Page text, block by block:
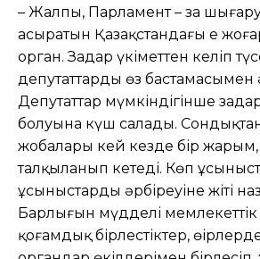
– Жалпы, Парламент – заң
асыратын Қазақстандағы ең
орган. Заңдар үкіметтен келіп
депутаттардың өз бастамасымен
Депутаттар мүмкіндігінше
болуына күш салады. Сондықтан
жобалары кей кезде бір жарым,
талқыланып кетеді. Көп
ұсыныстардың əрбіреуіне жіті
Барлығын мүдделі
қоғамдық бірлестіктер,